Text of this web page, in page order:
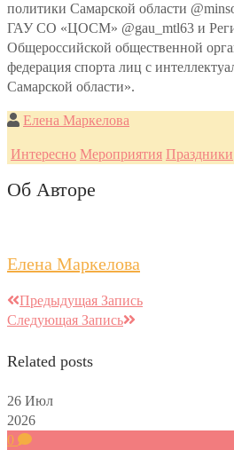
политики Самарской области
ГАУ СО «ЦОСМ» @gau_mtl63 и
Общероссийской общественной
федерация спорта лиц с
Самарской области».
Елена Маркелова
Интересно Мероприятия Праздники
Об Авторе
Елена Маркелова
Предыдущая Запись
Следующая Запись
Related posts
26 Июл
2026
0